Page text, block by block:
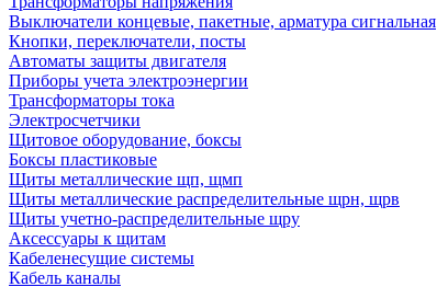
Выключатели концевые, пакетные, арматура сигнальная
Кнопки, переключатели, посты
Автоматы защиты двигателя
Приборы учета электроэнергии
Трансформаторы тока
Электросчетчики
Щитовое оборудование, боксы
Боксы пластиковые
Щиты металлические щп, щмп
Щиты металлические распределительные щрн, щрв
Щиты учетно-распределительные щру
Аксессуары к щитам
Кабеленесущие системы
Кабель каналы